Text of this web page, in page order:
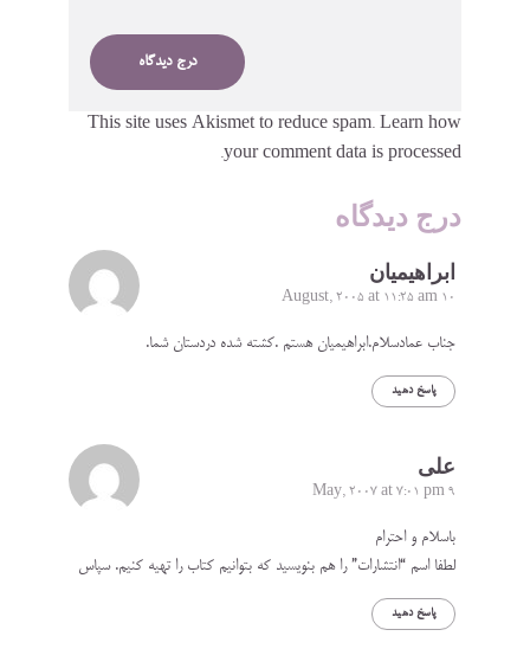
This site uses Akismet to reduce spam. Learn how
your comment data is processed.
درج دیدگاه
ابراهیمیان
10 August, 2005 at 11:25 am
جناب عمادسلام.ابراهیمیان هستم .کشته شده دردستان شما.
پاسخ دهید
علی
9 May, 2007 at 7:01 pm
باسلام و احترام
لطفا اسم “انتشارات” را هم بنویسید که بتوانیم کتاب را تهیه کنیم. سپاس
پاسخ دهید